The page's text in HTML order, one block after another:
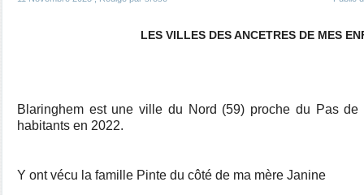
LES VILLES DES ANCETRES DE MES
Blaringhem est une ville du Nord (59) proche du Pas
habitants en 2022.
Y ont vécu la famille Pinte du côté de ma mère Janine